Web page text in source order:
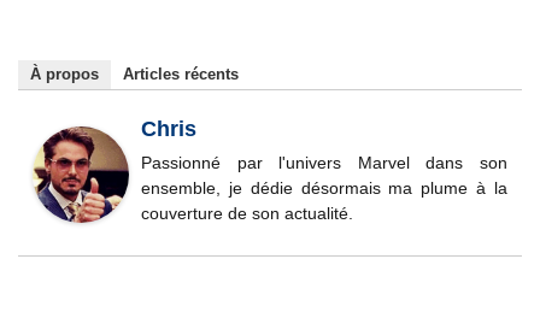
À propos Articles récents
Chris
Passionné par l'univers Marvel dans son
ensemble, je dédie désormais ma plume à la
couverture de son actualité.